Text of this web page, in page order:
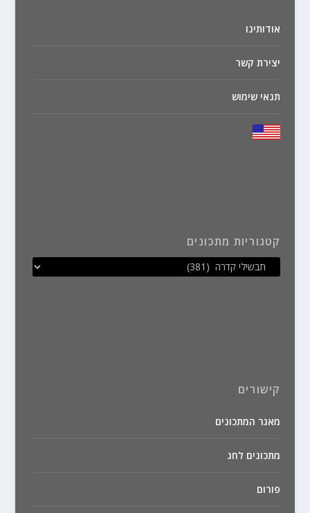
אודותינו
יצירת קשר
תנאי שימוש
קטגוריות מתכונים
קישורים
מאגר המתכונים
מתכונים לחג
פורום